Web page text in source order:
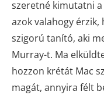
szeretné kimutatni
azok valahogy
szigorú tanító, aki
Murray-t. Ma
hozzon krétát Mac
magát, annyira félt